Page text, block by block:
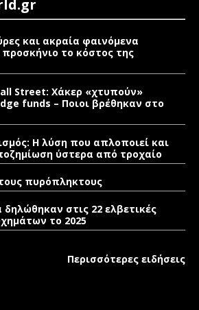
και ακραία φαινόμενα
το κόστος της
Street: Χάκερ «χτυπούν»
funds – Ποιοι βρέθηκαν στο
Η λύση που απλοποιεί και
ύστερα από τροχαίο
πυρόπληκτους
στις 22 ελβετικές
το 2025
Περισσότερες ειδήσεις